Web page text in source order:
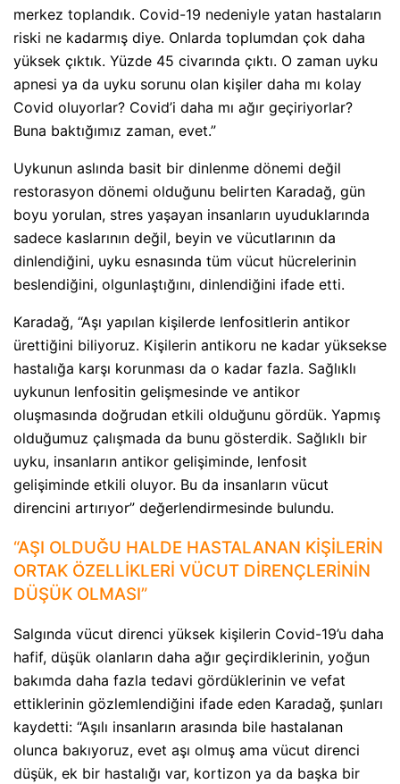
merkez toplandık. Covid-19 nedeniyle yatan hastaların
riski ne kadarmış diye. Onlarda toplumdan çok daha
yüksek çıktık. Yüzde 45 civarında çıktı. O zaman uyku
apnesi ya da uyku sorunu olan kişiler daha mı kolay
Covid oluyorlar? Covid’i daha mı ağır geçiriyorlar?
Buna baktığımız zaman, evet.”
Uykunun aslında basit bir dinlenme dönemi değil
restorasyon dönemi olduğunu belirten Karadağ, gün
boyu yorulan, stres yaşayan insanların uyuduklarında
sadece kaslarının değil, beyin ve vücutlarının da
dinlendiğini, uyku esnasında tüm vücut hücrelerinin
beslendiğini, olgunlaştığını, dinlendiğini ifade etti.
Karadağ, “Aşı yapılan kişilerde lenfositlerin antikor
ürettiğini biliyoruz. Kişilerin antikoru ne kadar yüksekse
hastalığa karşı korunması da o kadar fazla. Sağlıklı
uykunun lenfositin gelişmesinde ve antikor
oluşmasında doğrudan etkili olduğunu gördük. Yapmış
olduğumuz çalışmada da bunu gösterdik. Sağlıklı bir
uyku, insanların antikor gelişiminde, lenfosit
gelişiminde etkili oluyor. Bu da insanların vücut
direncini artırıyor” değerlendirmesinde bulundu.
“AŞI OLDUĞU HALDE HASTALANAN KİŞİLERİN
ORTAK ÖZELLİKLERİ VÜCUT DİRENÇLERİNİN
DÜŞÜK OLMASI”
Salgında vücut direnci yüksek kişilerin Covid-19’u daha
hafif, düşük olanların daha ağır geçirdiklerinin, yoğun
bakımda daha fazla tedavi gördüklerinin ve vefat
ettiklerinin gözlemlendiğini ifade eden Karadağ, şunları
kaydetti: “Aşılı insanların arasında bile hastalanan
olunca bakıyoruz, evet aşı olmuş ama vücut direnci
düşük, ek bir hastalığı var, kortizon ya da başka bir